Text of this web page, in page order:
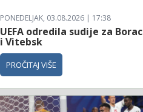
PONEDELJAK, 03.08.2026 | 17:38
UEFA odredila sudije za Borac
i Vitebsk
PROČITAJ VIŠE